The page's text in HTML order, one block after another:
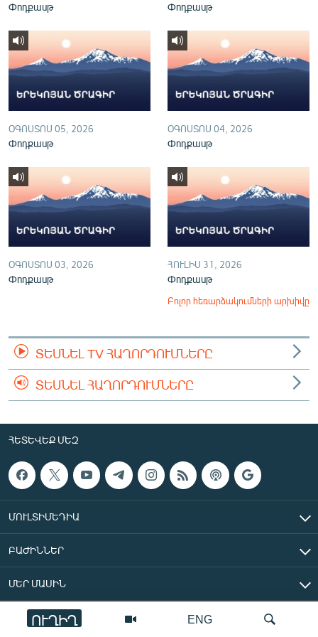
English
Русский
ՀԵՏԵՎԵՔ ՄԵԶ
«Ազատության» բոլոր կայքերը
ENG
ՈՒՂԻՂ
Փոդքասթ Փոդքասթ
ՕԳՈՍՏՈՍ 05, 2026
Փոդքասթ
ՕԳՈՍՏՈՍ 04, 2026
Փոդքասթ
ՕԳՈՍՏՈՍ 03, 2026
Փոդքասթ
ՀՈՒԼԻՍ 31, 2026
Փոդքասթ
Բոլոր հեռարձակումների արխիվը
ՏԵՍՆԵԼ TV ՀԱՂՈՐԴՈՒՄՆԵՐԸ
ՏԵՍՆԵԼ ՀԱՂՈՐԴՈՒՄՆԵՐԸ
ՀԵՏԵՎԵՔ ՄԵԶ
ՄՈՒԼՏԻՄԵԴԻԱ
ԲԱԺԻՆՆԵՐ
ՄԵՐ ՄԱՍԻՆ
«Ազատ Եվրոպա/Ազատություն» ռադիոկայան © 2026